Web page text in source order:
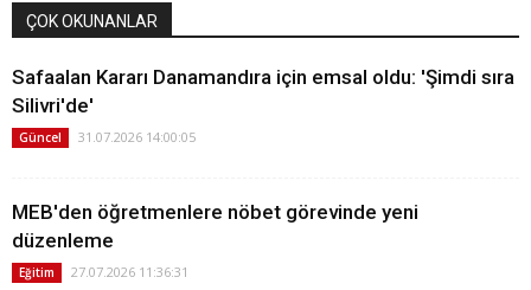
ÇOK OKUNANLAR
Safaalan Kararı Danamandıra için emsal oldu: 'Şimdi sıra
Silivri'de'
Güncel 31.07.2026 14:00:05
MEB'den öğretmenlere nöbet görevinde yeni
düzenleme
Eğitim 27.07.2026 11:36:31